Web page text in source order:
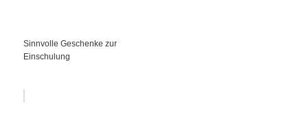
Sinnvolle Geschenke zur
Einschulung